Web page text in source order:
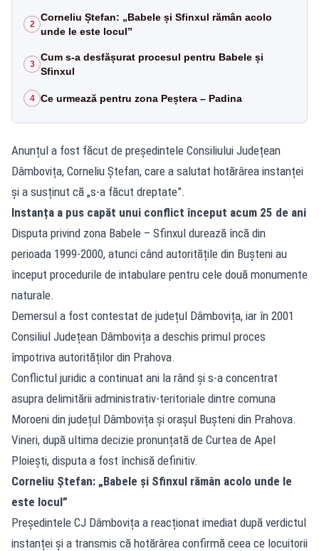
2
Corneliu Ștefan: „Babele și Sfinxul rămân acolo
unde le este locul”
3
Cum s-a desfășurat procesul pentru Babele și
Sfinxul
4 Ce urmează pentru zona Peștera – Padina
Anunțul a fost făcut de președintele Consiliului Județean
Dâmbovița, Corneliu Ștefan, care a salutat hotărârea instanței
și a susținut că „s-a făcut dreptate”.
Instanța a pus capăt unui conflict început acum 25 de ani
Disputa privind zona Babele – Sfinxul durează încă din
perioada 1999-2000, atunci când autoritățile din Bușteni au
început procedurile de intabulare pentru cele două monumente
naturale.
Demersul a fost contestat de județul Dâmbovița, iar în 2001
Consiliul Județean Dâmbovița a deschis primul proces
împotriva autorităților din Prahova.
Conflictul juridic a continuat ani la rând și s-a concentrat
asupra delimitării administrativ-teritoriale dintre comuna
Moroeni din județul Dâmbovița și orașul Bușteni din Prahova.
Vineri, după ultima decizie pronunțată de Curtea de Apel
Ploiești, disputa a fost închisă definitiv.
Corneliu Ștefan: „Babele și Sfinxul rămân acolo unde le
este locul”
Președintele CJ Dâmbovița a reacționat imediat după verdictul
instanței și a transmis că hotărârea confirmă ceea ce locuitorii